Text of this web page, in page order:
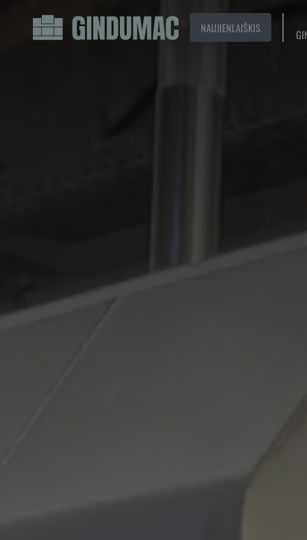
NAUJIENLAIŠKIS